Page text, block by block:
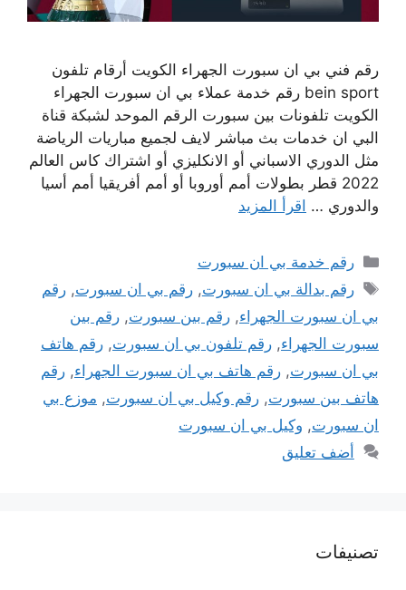
رقم فني بي ان سبورت الجهراء الكويت أرقام تلفون
bein sport رقم خدمة عملاء بي ان سبورت الجهراء
الكويت تلفونات بين سبورت الرقم الموحد لشبكة قناة
البي ان خدمات بث مباشر لايف لجميع مباريات الرياضة
مثل الدوري الاسباني أو الانكليزي أو اشتراك كاس العالم
2022 قطر بطولات أمم أوروبا أو أمم أفريقيا أمم أسيا
والدوري … اقرأ المزيد
التصنيفات
رقم خدمة بي ان سبورت
الوسوم
رقم بدالة بي ان سبورت,رقم بي ان سبورت,رقم
بي ان سبورت الجهراء, رقم بين سبورت, رقم بين
سبورت الجهراء, رقم تلفون بي ان سبورت, رقم هاتف
بي ان سبورت, رقم هاتف بي ان سبورت الجهراء, رقم
هاتف بين سبورت, رقم وكيل بي ان سبورت, موزع بي
ان سبورت, وكيل بي ان سبورت
أضف تعليق
تصنيفات